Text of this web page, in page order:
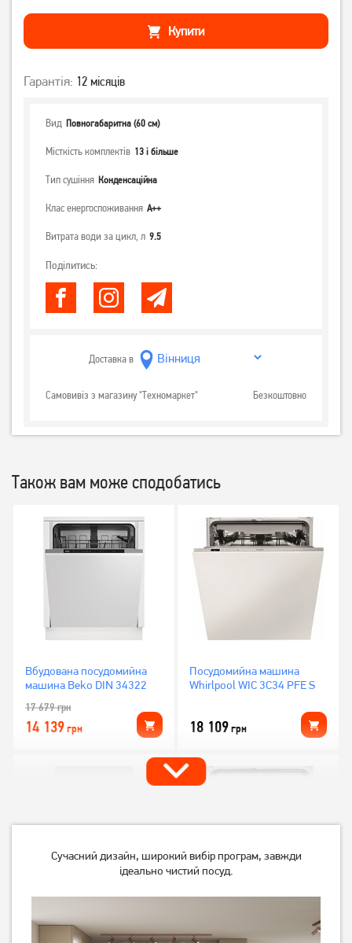
Купити
Гарантія: 12 місяців
Вид Повногабаритна (60 см)
Місткість комплектів 13 і більше
Тип сушіння Конденсаційна
Клас енергоспоживання А++
Витрата води за цикл, л 9.5
Поділитись:
Доставка в
Самовивіз з магазину "Техномаркет" Безкоштовно
Також вам може сподобатись
Вбудована посудомийна
машина Beko DIN 34322
17 679грн
14 139грн
Посудомийна машина
Whirlpool WIC 3C34 PFE S
18 109грн
Посудомийна машина Beko
DVN05321W
Whirlpool WIC3C33PFE
Сучасний дизайн, широкий вибір програм, завжди
ідеально чистий посуд.